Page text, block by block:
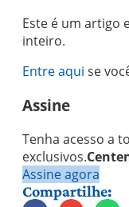
Este é um artigo
inteiro.
Entre aqui se
Assine
Tenha acesso a
exclusivos.
Assine agora
Compartilhe: